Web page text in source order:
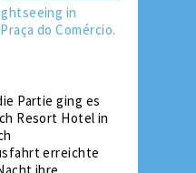
in
do Comércio.
Partie ging es
Resort Hotel in
erreichte